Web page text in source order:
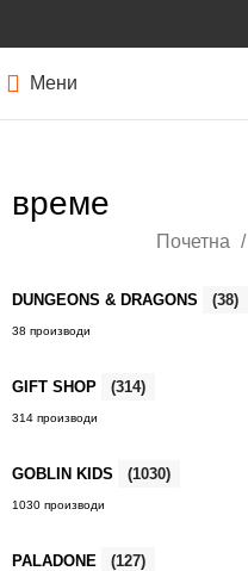
Мени
време
Почетна
DUNGEONS & DRAGONS (38)
38 производи
GIFT SHOP (314)
314 производи
GOBLIN KIDS (1030)
1030 производи
PALADONE (127)